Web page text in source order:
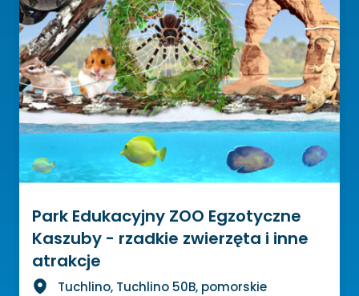
Park Edukacyjny ZOO Egzotyczne
Kaszuby - rzadkie zwierzęta i inne
atrakcje
Tuchlino, Tuchlino 50B, pomorskie